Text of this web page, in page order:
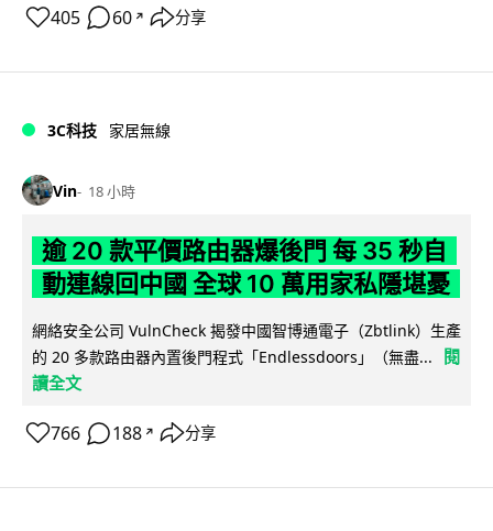
405 60 ↗ 分享
3C科技 家居無線
Vin 18 小時
逾 20 款平價路由器爆後門 每 35 秒自
動連線回中國 全球 10 萬用家私隱堪憂
網絡安全公司 VulnCheck 揭發中國智博通電子（Zbtlink）生產
的 20 多款路由器內置後門程式「Endlessdoors」（無盡...
閱
讀全文
766 188 ↗ 分享